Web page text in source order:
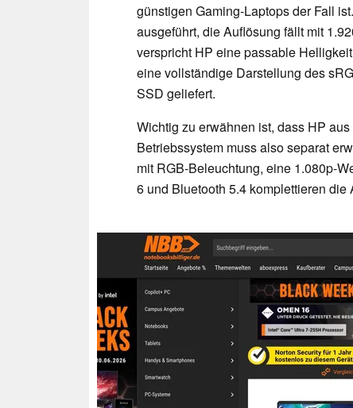
günstigen Gaming-Laptops der Fall
ausgeführt, die Auflösung fällt mit
verspricht HP eine passable
eine vollständige Darstellung des
SSD geliefert.
Wichtig zu erwähnen ist, dass HP
Betriebssystem muss also separat
mit RGB-Beleuchtung, eine 1.080p-
6 und Bluetooth 5.4 komplettieren